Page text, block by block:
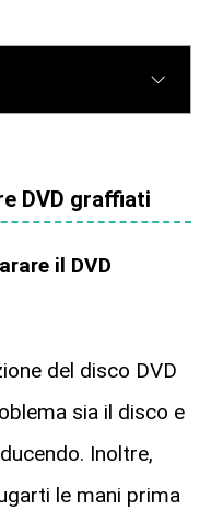
DVD graffiati
il DVD
del disco DVD
sia il disco e
Inoltre,
le mani prima